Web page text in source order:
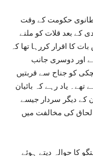
حکومت کے وقت
کے بعد قلات کو ملنے
کا اقرار کررہا تھا کہ
اور دوسری جانب
کو جناح سے قربتیں
یاد رہے کہ بائیان
کے دیگر سردار جیسے
کی مخالفت میں
کا حوالہ دیتے ہوئے